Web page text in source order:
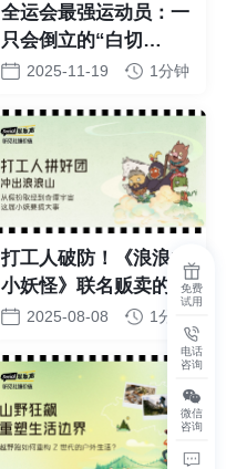
全运会最强运动员：一
只会倒立的“白切
鸡”？2025-11-19 1分钟
打工人破防！《浪浪山
小妖怪》联名贩卖的是
“想逃浪浪山” 的情绪
2025-08-08 1分钟
免费
试用
电话
咨询
微信
咨询